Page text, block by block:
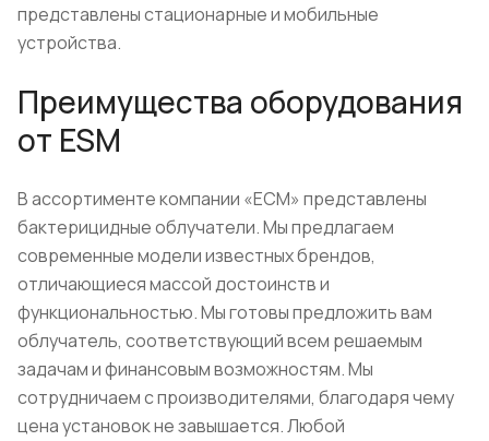
представлены стационарные и мобильные
устройства.
Преимущества оборудования
от ESM
В ассортименте компании «ЕСМ» представлены
бактерицидные облучатели. Мы предлагаем
современные модели известных брендов,
отличающиеся массой достоинств и
функциональностью. Мы готовы предложить вам
облучатель, соответствующий всем решаемым
задачам и финансовым возможностям. Мы
сотрудничаем с производителями, благодаря чему
цена установок не завышается. Любой